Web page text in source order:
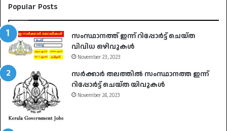
Popular Posts
സംസ്ഥാനത്ത് ഇന്ന് റിപ്പോർട്ട് ചെയ്ത
വിവിധ ഒഴിവുകൾ
November 23, 2023
സർക്കാർ തലത്തിൽ സംസ്ഥാനത്ത ഇന്ന്
റിപ്പോർട്ട് ചെയ്ത യിവുകൾ
November 24, 2023